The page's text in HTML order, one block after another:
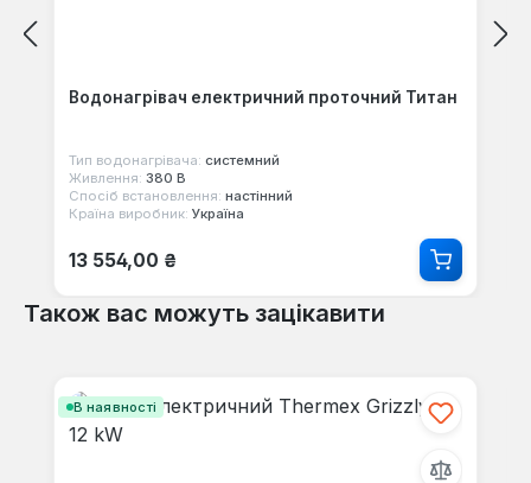
Водонагрівач електричний проточний Титан
Тип водонагрівача: системний
Живлення: 380 В
Спосіб встановлення: настінний
Країна виробник: Україна
Звичайна ціна:
13 554,00 ₴
Також вас можуть зацікавити
В наявності